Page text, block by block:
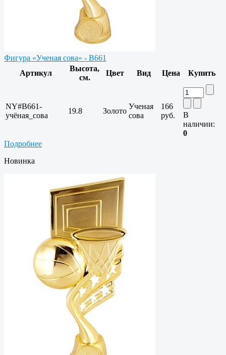
Фигура «Ученая сова» - B661
Артикул
Высота,
см.
Цвет Вид Цена Купить
NY#B661-
учёная_сова
19.8 Золото
Ученая
сова
166
руб.
В
наличии:
0
Подробнее
Новинка